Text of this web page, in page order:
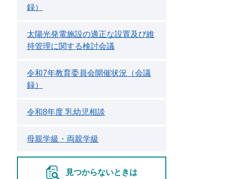
録）
太陽光発電施設の適正な設置及び維
持管理に関する検討会議
令和7年教育委員会開催状況（会議
録）
令和8年度 乳幼児相談
母親学級・両親学級
見つからないときは